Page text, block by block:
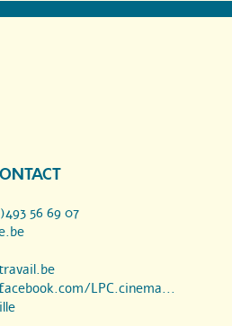
56 69 07
LPC.cinema...